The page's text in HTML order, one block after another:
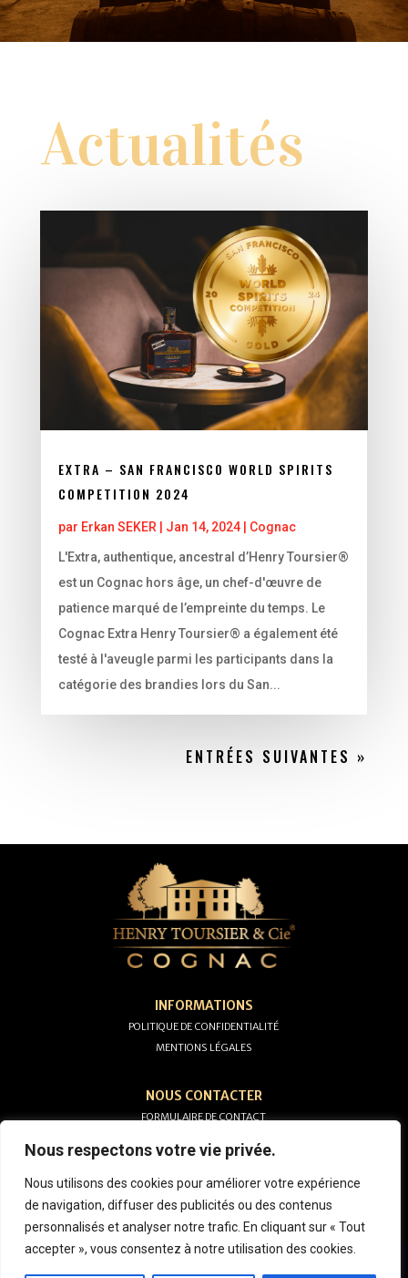
Nous respectons votre vie privée.
Nous utilisons des cookies pour améliorer votre expérience
de navigation, diffuser des publicités ou des contenus
personnalisés et analyser notre trafic. En cliquant sur « Tout
accepter », vous consentez à notre utilisation des cookies.
Actualités
EXTRA – SAN FRANCISCO WORLD SPIRITS
COMPETITION 2024
par Erkan SEKER Jan 14, 2024| Cognac
L'Extra, authentique, ancestral d’Henry Toursier®
est un Cognac hors âge, un chef-d'œuvre de
patience marqué de l’empreinte du temps. Le
Cognac Extra Henry Toursier® a également été
testé à l'aveugle parmi les participants dans la
catégorie des brandies lors du San...
ENTRÉES SUIVANTES »
INFORMATIONS
POLITIQUE DE CONFIDENTIALITÉ
MENTIONS LÉGALES
NOUS CONTACTER
FORMULAIRE DE CONTACT